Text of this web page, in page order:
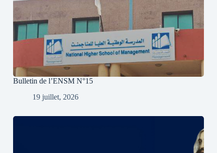
Bulletin de l’ENSM N°15
19 juillet, 2026